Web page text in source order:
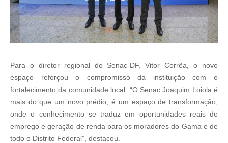
Para o diretor regional do Senac-DF, Vitor Corrêa, o novo
espaço reforçou o compromisso da instituição com o
fortalecimento da comunidade local. “O Senac Joaquim Loiola é
mais do que um novo prédio, é um espaço de transformação,
onde o conhecimento se traduz em oportunidades reais de
emprego e geração de renda para os moradores do Gama e de
todo o Distrito Federal”, destacou.